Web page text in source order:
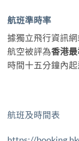
航班準時率
據獨立飛行資訊
航空被評為香港
時間十五分鐘內
航班及時間表